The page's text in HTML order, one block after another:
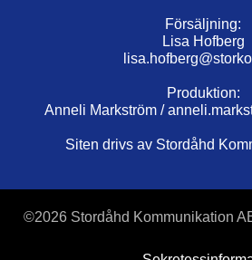
Försäljning:
Lisa Hofberg
Produktion:
Anneli Markström /
Siten drivs av Stordåhd
©2026 Stordåhd Kommunikation